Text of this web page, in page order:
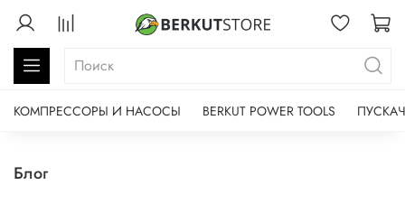
КОМПРЕССОРЫ И НАСОСЫ BERKUT POWER TOOLS
Блог